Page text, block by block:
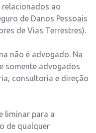
ao
de Danos Pessoais
de Vias Terrestres).
não é advogado. Na
somente advogados
consultoria e direção
liminar para a
de qualquer